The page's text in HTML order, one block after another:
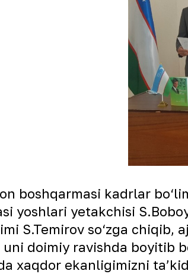
boshqarmasi kadrlar
yoshlari yetakchisi
S.Temirov so‘zga
doimiy ravishda boyitib
xaqdor ekanligimizni